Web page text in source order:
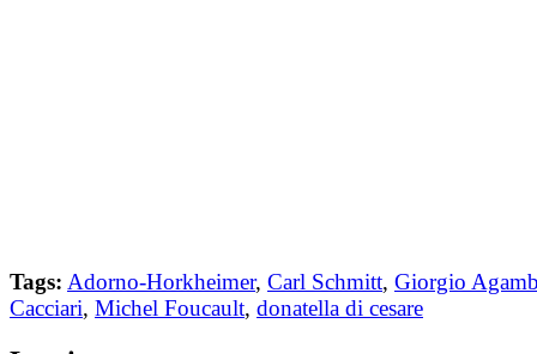
Tags: Adorno-Horkheimer, Carl Schmitt, Giorgio
Cacciari, Michel Foucault, donatella di cesare